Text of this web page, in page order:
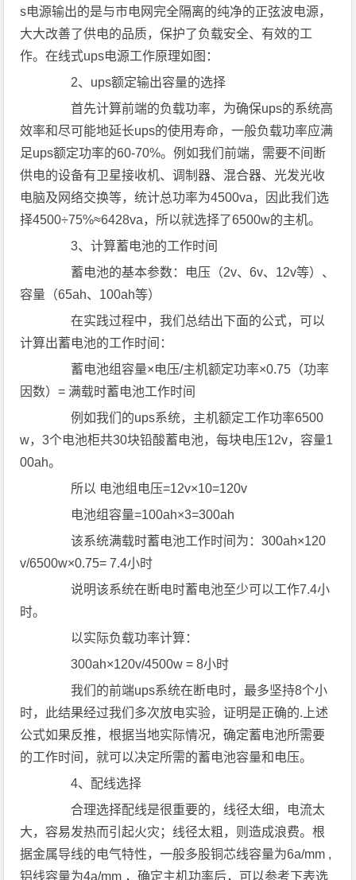
s电源输出的是与市电网完全隔离的纯净的正弦波电源，
大大改善了供电的品质，保护了负载安全、有效的工
作。在线式ups电源工作原理如图：
2、ups额定输出容量的选择
首先计算前端的负载功率，为确保ups的系统高
效率和尽可能地延长ups的使用寿命，一般负载功率应满
足ups额定功率的60-70%。例如我们前端，需要不间断
供电的设备有卫星接收机、调制器、混合器、光发光收
电脑及网络交换等，统计总功率为4500va，因此我们选
择4500÷75%≈6428va，所以就选择了6500w的主机。
3、计算蓄电池的工作时间
蓄电池的基本参数：电压（2v、6v、12v等）、
容量（65ah、100ah等）
在实践过程中，我们总结出下面的公式，可以
计算出蓄电池的工作时间：
蓄电池组容量×电压/主机额定功率×0.75（功率
因数）= 满载时蓄电池工作时间
例如我们的ups系统，主机额定工作功率6500
w，3个电池柜共30块铅酸蓄电池，每块电压12v，容量1
00ah。
所以 电池组电压=12v×10=120v
电池组容量=100ah×3=300ah
该系统满载时蓄电池工作时间为：300ah×120
v/6500w×0.75= 7.4小时
说明该系统在断电时蓄电池至少可以工作7.4小
时。
以实际负载功率计算：
300ah×120v/4500w = 8小时
我们的前端ups系统在断电时，最多坚持8个小
时，此结果经过我们多次放电实验，证明是正确的.上述
公式如果反推，根据当地实际情况，确定蓄电池所需要
的工作时间，就可以决定所需的蓄电池容量和电压。
4、配线选择
合理选择配线是很重要的，线径太细，电流太
大，容易发热而引起火灾；线径太粗，则造成浪费。根
据金属导线的电气特性，一般多股铜芯线容量为6a/mm ,
铝线容量为4a/mm ，确定主机功率后，可以参考下表选